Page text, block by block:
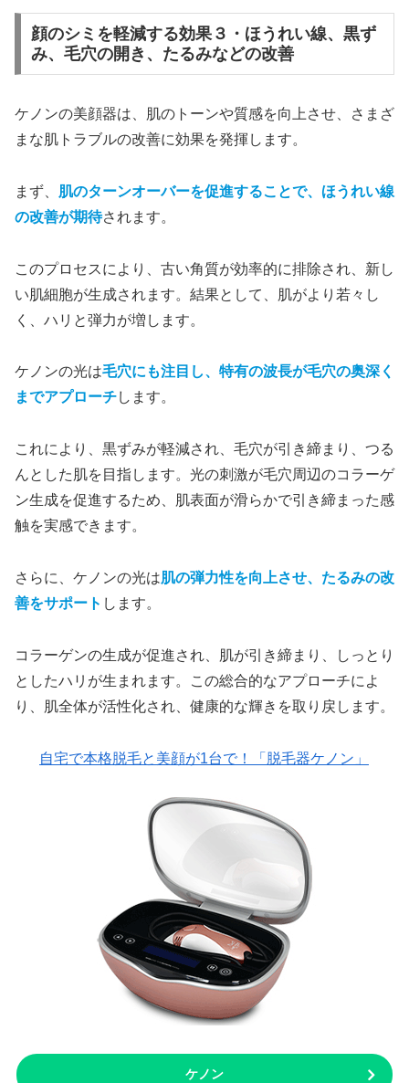
顔のシミを軽減する効果３・ほうれい線、黒ず
み、毛穴の開き、たるみなどの改善
ケノンの美顔器は、肌のトーンや質感を向上させ、さまざ
まな肌トラブルの改善に効果を発揮します。
まず、 肌のターンオーバーを促進することで、ほうれい線
の改善が期待されます。
このプロセスにより、古い角質が効率的に排除され、新し
い肌細胞が生成されます。結果として、肌がより若々し
く、ハリと弾力が増します。
ケノンの光は毛穴にも注目し、特有の波長が毛穴の奥深く
までアプローチします。
これにより、黒ずみが軽減され、毛穴が引き締まり、つる
んとした肌を目指します。光の刺激が毛穴周辺のコラーゲ
ン生成を促進するため、肌表面が滑らかで引き締まった感
触を実感できます。
さらに、ケノンの光は肌の弾力性を向上させ、たるみの改
善をサポート します。
コラーゲンの生成が促進され、肌が引き締まり、しっとり
としたハリが生まれます。この総合的なアプローチによ
り、肌全体が活性化され、健康的な輝きを取り戻します。
自宅で本格脱毛と美顔が1台で！「脱毛器ケノン」
ケノン